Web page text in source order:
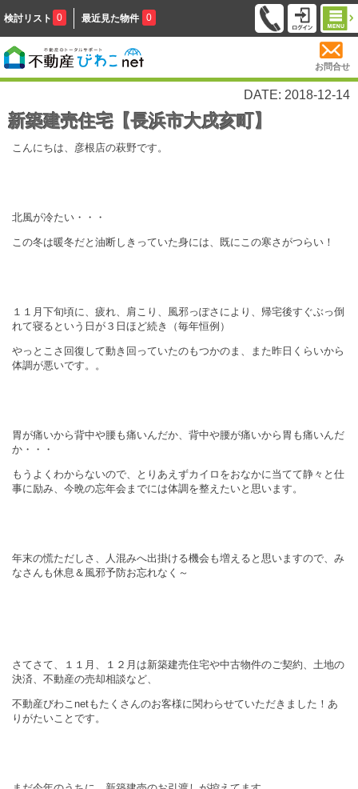
検討リスト 0 最近見た物件 0
お問合せ
DATE: 2018-12-14
新築建売住宅【長浜市大戌亥町】
こんにちは、彦根店の萩野です。
北風が冷たい・・・
この冬は暖冬だと油断しきっていた身には、既にこの寒さがつらい！
１１月下旬頃に、疲れ、肩こり、風邪っぽさにより、帰宅後すぐぶっ倒
れて寝るという日が３日ほど続き（毎年恒例）
やっとこさ回復して動き回っていたのもつかのま、また昨日くらいから
体調が悪いです。。
胃が痛いから背中や腰も痛いんだか、背中や腰が痛いから胃も痛いんだ
か・・・
もうよくわからないので、とりあえずカイロをおなかに当てて静々と仕
事に励み、今晩の忘年会までには体調を整えたいと思います。
年末の慌ただしさ、人混みへ出掛ける機会も増えると思いますので、み
なさんも休息＆風邪予防お忘れなく～
さてさて、１１月、１２月は新築建売住宅や中古物件のご契約、土地の
決済、不動産の売却相談など、
不動産びわこnetもたくさんのお客様に関わらせていただきました！あ
りがたいことです。